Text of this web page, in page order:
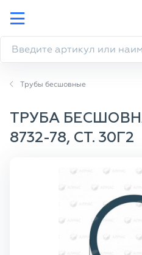
Трубы бесшовные
ТРУБА
8732-78, СТ. 30Г2